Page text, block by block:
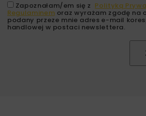
Zapoznałam/em się z Polityką
Regulaminem oraz wyrażam zgodę na
podany przeze mnie adres e-mail
handlowej w postaci newslettera.